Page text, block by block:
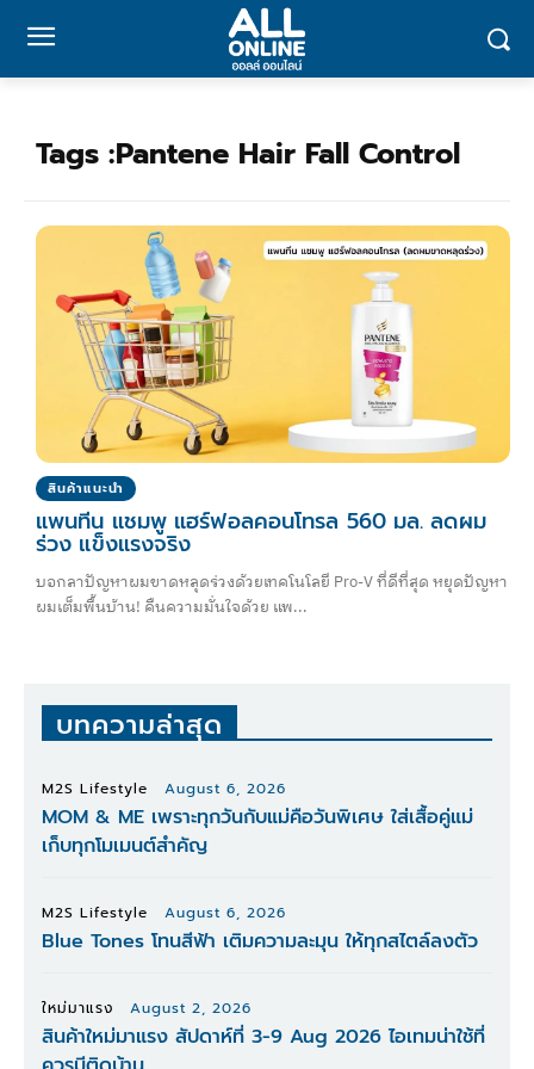
Tags :Pantene Hair Fall Control
สินค้าแนะนำ
แพนทีน แชมพู แฮร์ฟอลคอนโทรล 560 มล. ลดผม
ร่วง แข็งแรงจริง
บอกลาปัญหาผมขาดหลุดร่วงด้วยเทคโนโลยี Pro-V ที่ดีที่สุด หยุดปัญหา
ผมเต็มพื้นบ้าน! คืนความมั่นใจด้วย แพ...
บทความล่าสุด
M2S Lifestyle August 6, 2026
MOM & ME เพราะทุกวันกับแม่คือวันพิเศษ ใส่เสื้อคู่แม่
เก็บทุกโมเมนต์สำคัญ
M2S Lifestyle August 6, 2026
Blue Tones โทนสีฟ้า เติมความละมุน ให้ทุกสไตล์ลงตัว
ใหม่มาแรง August 2, 2026
สินค้าใหม่มาแรง สัปดาห์ที่ 3-9 Aug 2026 ไอเทมน่าใช้ที่